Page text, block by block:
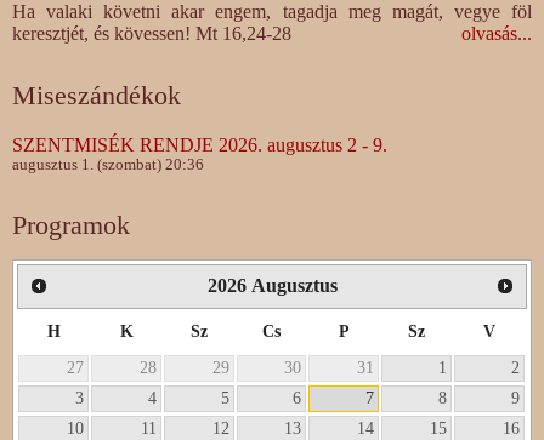
Ha valaki követni akar engem, tagadja meg magát, vegye föl
keresztjét, és kövessen! Mt 16,24-28
olvasás...
Miseszándékok
SZENTMISÉK RENDJE 2026. augusztus 2 - 9.
augusztus 1. (szombat) 20:36
Programok
2026 Augusztus
H K Sz Cs P Sz
V
27
28 29 30 31 1
2
3
4 5 6 7 8
9
10
11 12 13 14 15 16